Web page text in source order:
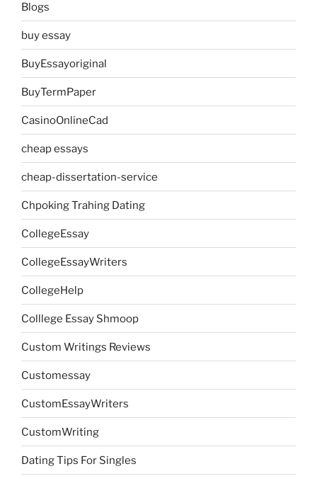
Blogs
buy essay
BuyEssayoriginal
BuyTermPaper
CasinoOnlineCad
cheap essays
cheap-dissertation-service
Chpoking Trahing Dating
CollegeEssay
CollegeEssayWriters
CollegeHelp
Colllege Essay Shmoop
Custom Writings Reviews
Customessay
CustomEssayWriters
CustomWriting
Dating Tips For Singles